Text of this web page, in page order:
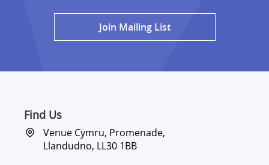
Join Mailing List
Find Us
Venue Cymru, Promenade,
Llandudno, LL30 1BB